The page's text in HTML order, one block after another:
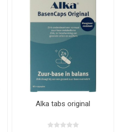
Alka tabs original